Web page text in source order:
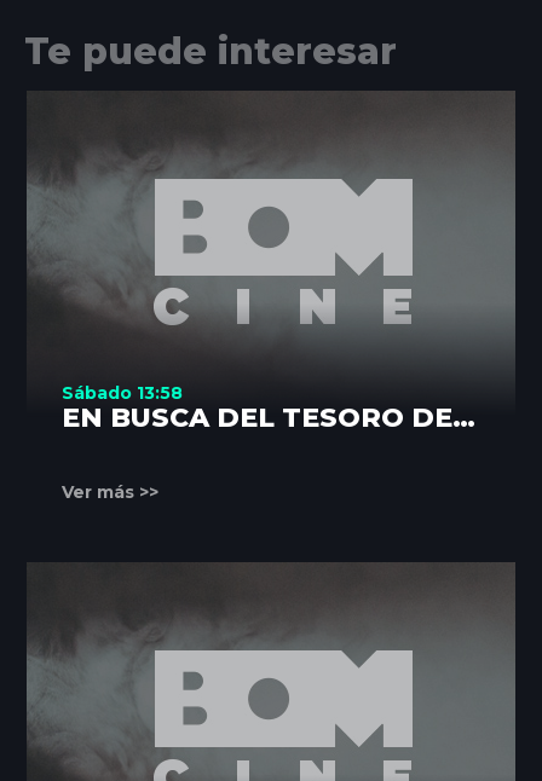
Te puede interesar
Sábado 13:58
EN BUSCA DEL TESORO DEL
Ver más >>